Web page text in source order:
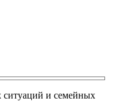
ситуаций и семейных